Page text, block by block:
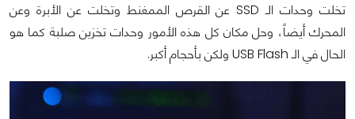
تخلت وحدات الـ SSD عن القرص الممغنط وتخلت عن الأبرة وعن
المحرك أيضاً، وحل مكان كل هذه الأمور وحدات تخزين صلبة كما هو
الحال في الـ USB Flash ولكن بأحجام أكبر.